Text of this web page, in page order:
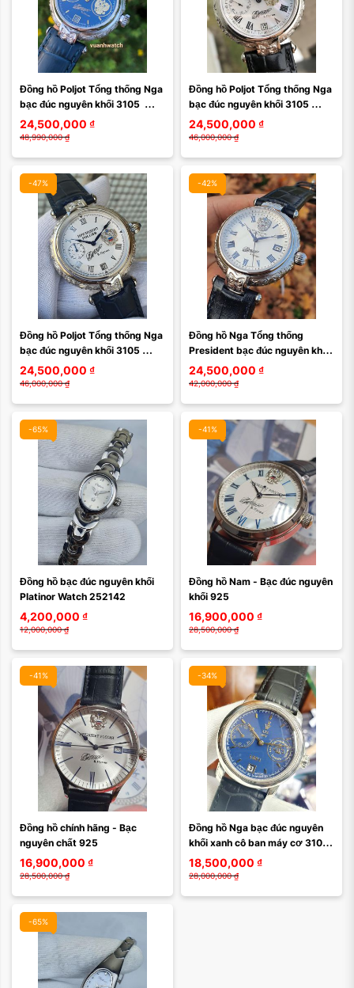
Đồng hồ Poljot Tổng thống Nga
bạc đúc nguyên khối 3105
252BD007
24,500,000 ₫
48,990,000 ₫
Đồng hồ Poljot Tổng thống Nga
bạc đúc nguyên khối 3105
252BD009
24,500,000 ₫
46,000,000 ₫
-47%
Đồng hồ Poljot Tổng thống Nga
bạc đúc nguyên khối 3105
252BD010
24,500,000 ₫
46,000,000 ₫
-42%
Đồng hồ Nga Tổng thống
President bạc đúc nguyên khối
automatic 252BD008
24,500,000 ₫
42,000,000 ₫
-65%
Đồng hồ bạc đúc nguyên khối
Platinor Watch 252142
4,200,000 ₫
12,000,000 ₫
-41%
Đồng hồ Nam - Bạc đúc nguyên
khối 925
16,900,000 ₫
28,500,000 ₫
-41%
Đồng hồ chính hãng - Bạc
nguyên chất 925
16,900,000 ₫
28,500,000 ₫
-34%
Đồng hồ Nga bạc đúc nguyên
khối xanh cô ban máy cơ 3105
17 jewels
18,500,000 ₫
28,000,000 ₫
-65%